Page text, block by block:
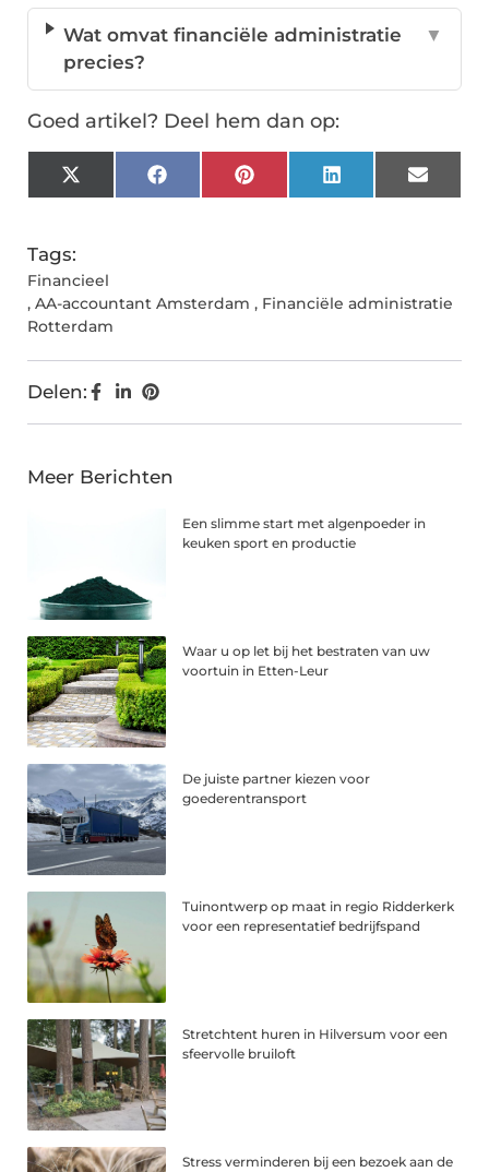
Wat omvat financiële administratie
precies?
▼
Goed artikel? Deel hem dan op:
X
(Twitter)
FacebookPinterestLinkedInEmail
Tags:
Financieel
, AA-accountant Amsterdam , Financiële administratie
Rotterdam
Delen:
Meer Berichten
Een slimme start met algenpoeder in
keuken sport en productie
Waar u op let bij het bestraten van uw
voortuin in Etten-Leur
De juiste partner kiezen voor
goederentransport
Tuinontwerp op maat in regio Ridderkerk
voor een representatief bedrijfspand
Stretchtent huren in Hilversum voor een
sfeervolle bruiloft
Stress verminderen bij een bezoek aan de